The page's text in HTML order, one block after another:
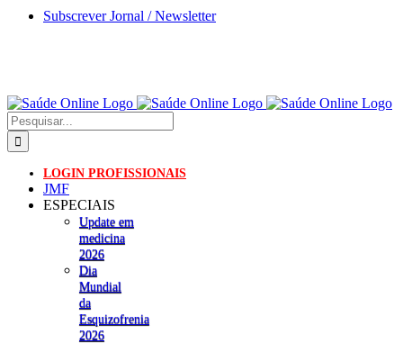
Skip
Subscrever Jornal / Newsletter
Pesquisar
LOGIN PROFISSIONAIS
JMF
ESPECIAIS
Update em
medicina
2026
Dia
Mundial
da
Esquizofrenia
2026